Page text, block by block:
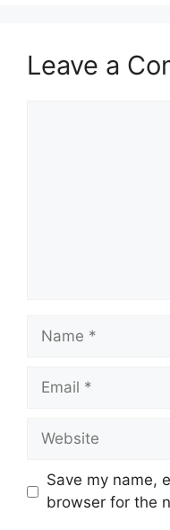
Leave a
Name
Email
Website
Save my name,
browser for the